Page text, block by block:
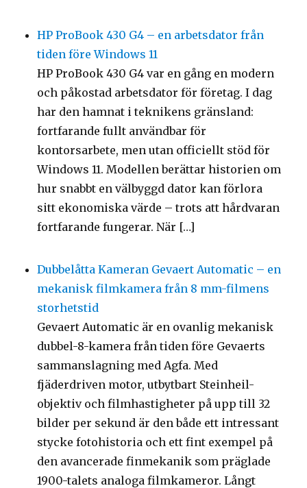
HP ProBook 430 G4 – en arbetsdator från
tiden före Windows 11
HP ProBook 430 G4 var en gång en modern
och påkostad arbetsdator för företag. I dag
har den hamnat i teknikens gränsland:
fortfarande fullt användbar för
kontorsarbete, men utan officiellt stöd för
Windows 11. Modellen berättar historien om
hur snabbt en välbyggd dator kan förlora
sitt ekonomiska värde – trots att hårdvaran
fortfarande fungerar. När […]
Dubbelåtta Kameran Gevaert Automatic – en
mekanisk filmkamera från 8 mm-filmens
storhetstid
Gevaert Automatic är en ovanlig mekanisk
dubbel-8-kamera från tiden före Gevaerts
sammanslagning med Agfa. Med
fjäderdriven motor, utbytbart Steinheil-
objektiv och filmhastigheter på upp till 32
bilder per sekund är den både ett intressant
stycke fotohistoria och ett fint exempel på
den avancerade finmekanik som präglade
1900-talets analoga filmkameror. Långt